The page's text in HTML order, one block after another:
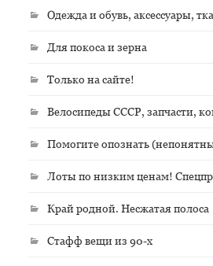
Одежда и обувь, аксессуары,
Для покоса и зерна
Только на сайте!
Велосипеды СССР, запчасти,
Помогите опознать
Лоты по низким ценам!
Край родной. Несжатая полоса
Стафф вещи из 90-х